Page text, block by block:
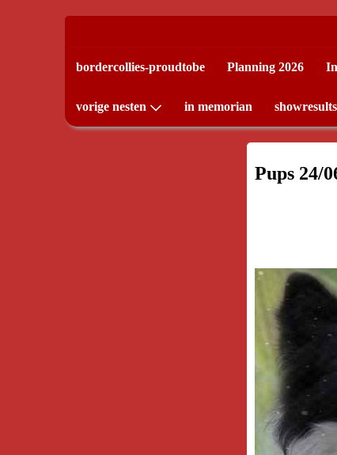
bordercollies-proudtobe Planning 2026
vorige nesten in memorian showresults
Pups 24/